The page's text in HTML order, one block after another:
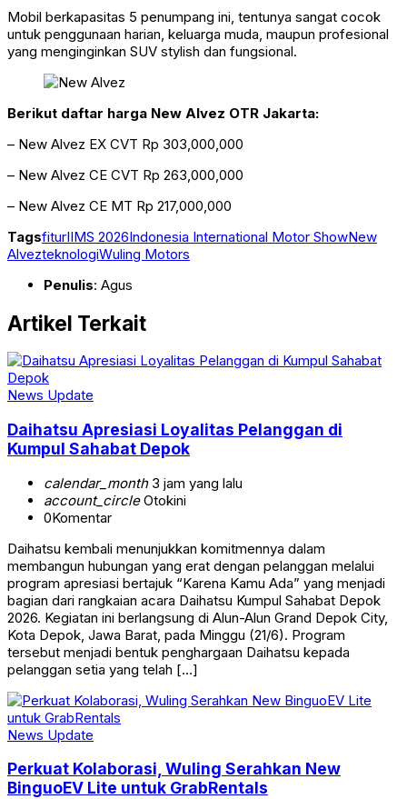
Mobil berkapasitas 5 penumpang ini, tentunya sangat cocok
untuk penggunaan harian, keluarga muda, maupun profesional
yang menginginkan SUV stylish dan fungsional.
Berikut daftar harga New Alvez OTR Jakarta:
– New Alvez EX CVT Rp 303,000,000
– New Alvez CE CVT Rp 263,000,000
– New Alvez CE MT Rp 217,000,000
TagsfiturIIMS 2026Indonesia International Motor ShowNew
AlvezteknologiWuling Motors
Penulis: Agus
Artikel Terkait
News Update
Daihatsu Apresiasi Loyalitas Pelanggan di
Kumpul Sahabat Depok
calendar_month3 jam yang lalu
account_circleOtokini
0Komentar
Daihatsu kembali menunjukkan komitmennya dalam
membangun hubungan yang erat dengan pelanggan melalui
program apresiasi bertajuk “Karena Kamu Ada” yang menjadi
bagian dari rangkaian acara Daihatsu Kumpul Sahabat Depok
2026. Kegiatan ini berlangsung di Alun-Alun Grand Depok City,
Kota Depok, Jawa Barat, pada Minggu (21/6). Program
tersebut menjadi bentuk penghargaan Daihatsu kepada
pelanggan setia yang telah […]
News Update
Perkuat Kolaborasi, Wuling Serahkan New
BinguoEV Lite untuk GrabRentals